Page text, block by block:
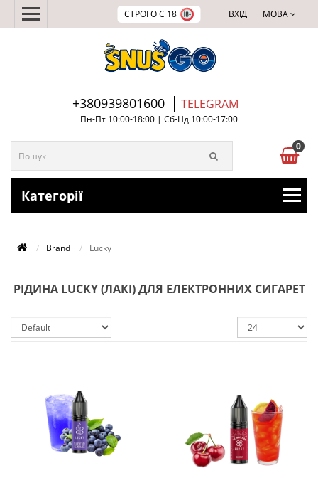
СТРОГО С 18 МОВА
ВХІД
+380939801600 TELEGRAM
Пн-Пт 10:00-18:00 | Сб-Нд 10:00-17:00
0
Категорії
Brand Lucky
РІДИНА LUCKY (ЛАКІ) ДЛЯ ЕЛЕКТРОННИХ СИГАРЕТ